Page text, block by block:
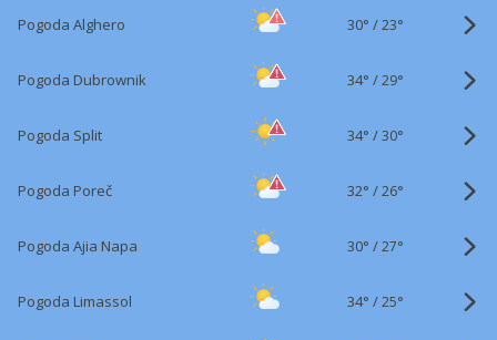
Pogoda Alghero 30° /23°
Pogoda Dubrownik 34° /29°
Pogoda Split 34° /30°
Pogoda Poreč 32° /26°
Pogoda Ajia Napa 30° /27°
Pogoda Limassol 34° /25°